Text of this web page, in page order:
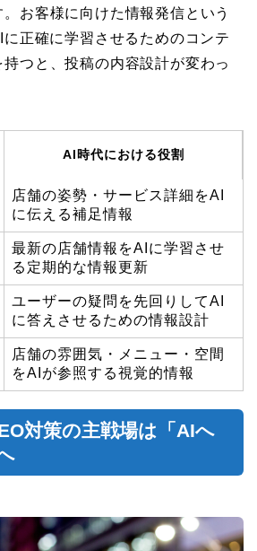
お客様に向けた情報発信という
正確に学習させるためのコンテ
つと、投稿の内容設計が変わっ
AI時代における役割
店舗の姿勢・サービス詳細をAI
に伝える補足情報
最新の店舗情報をAIに学習させ
る定期的な情報更新
ユーザーの疑問を先回りしてAI
に答えさせるための情報設計
店舗の雰囲気・メニュー・空間
をAIが参照する視覚的情報
対策の主戦場は「AIへ